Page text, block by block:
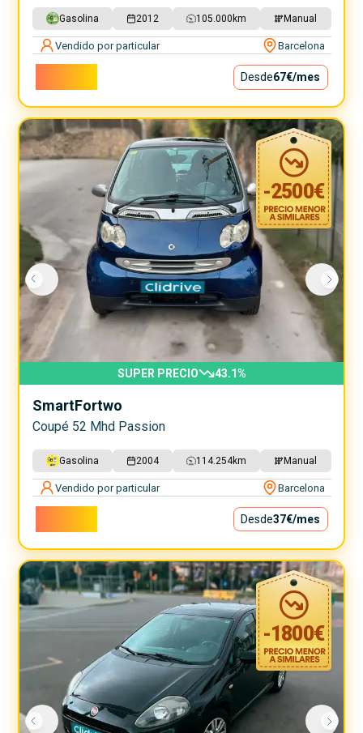
Gasolina 2012 105.000 km Manual
Vendido por particular Barcelona
Desde67€/mes
-2500€
SUPER PRECIO 43.1%
SmartFortwo
Coupé 52 Mhd Passion
Gasolina 2004 114.254km Manual
Vendido por particular Barcelona
Desde37€/mes
-1800€